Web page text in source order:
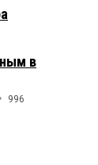
в
996